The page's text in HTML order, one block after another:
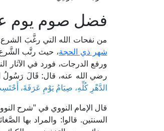
فضل صوم يوم
من نفحات الله التي رغَّبَ الشرع
شهر ذي الحجة، حيث رتَّب الشَّرع
ورفع الدرجات، فورد في الآثار
رضي الله عنه، قال: قَالَ رَسُولُ
الدَّهْرِ كُلِّهِ، صِيَامُ يَوْمِ عَرَفَةَ،
السنتين. قالوا: والمراد بها